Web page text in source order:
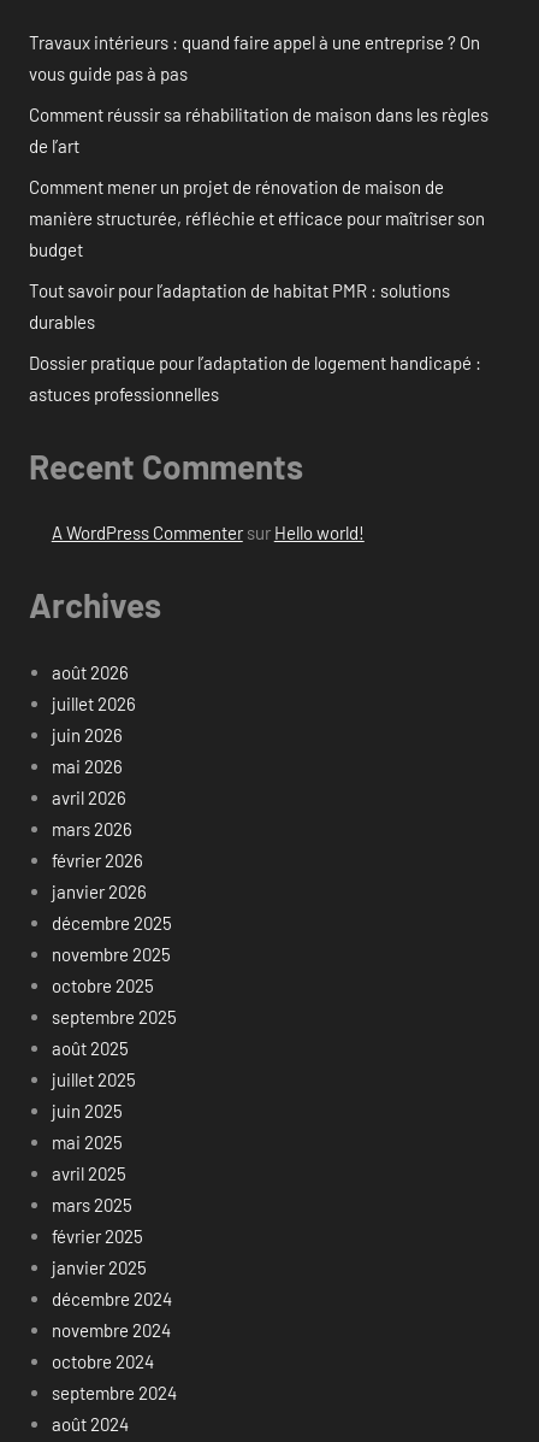
Travaux intérieurs : quand faire appel à une entreprise ? On
vous guide pas à pas
Comment réussir sa réhabilitation de maison dans les règles
de l’art
Comment mener un projet de rénovation de maison de
manière structurée, réfléchie et efficace pour maîtriser son
budget
Tout savoir pour l’adaptation de habitat PMR : solutions
durables
Dossier pratique pour l’adaptation de logement handicapé :
astuces professionnelles
Recent Comments
A WordPress Commentersur Hello world!
Archives
août 2026
juillet 2026
juin 2026
mai 2026
avril 2026
mars 2026
février 2026
janvier 2026
décembre 2025
novembre 2025
octobre 2025
septembre 2025
août 2025
juillet 2025
juin 2025
mai 2025
avril 2025
mars 2025
février 2025
janvier 2025
décembre 2024
novembre 2024
octobre 2024
septembre 2024
août 2024